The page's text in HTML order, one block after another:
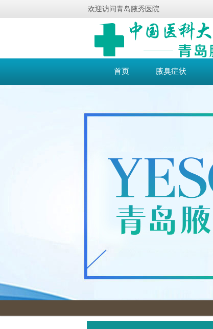
欢迎访问青岛腋秀医院
首页 腋臭症状